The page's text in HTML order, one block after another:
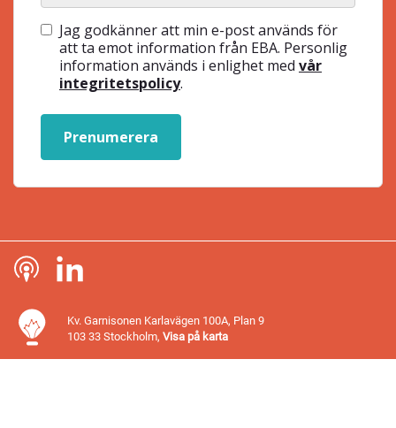
Jag godkänner att min e-post används för
att ta emot information från EBA. Personlig
information används i enlighet med vår
integritetspolicy.
Prenumerera
Kv. Garnisonen Karlavägen 100A, Plan 9
103 33 Stockholm, Visa på karta